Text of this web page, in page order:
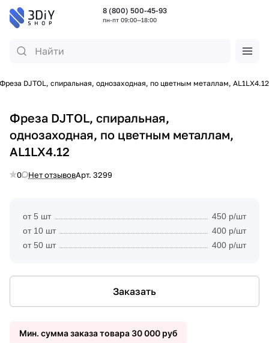
8 (800) 500-45-93
пн-пт 09:00—18:00
Фреза DJTOL, спиральная, однозаходная, по цветным металлам, AL1LX4.12
Фреза DJTOL, спиральная,
однозаходная, по цветным металлам,
AL1LX4.12
0 Нет отзывовАрт. 3299
от 5 шт
450 р/шт
от 10 шт
400 р/шт
от 50 шт
400 р/шт
Заказать
Мин. сумма заказа товара 30 000 руб